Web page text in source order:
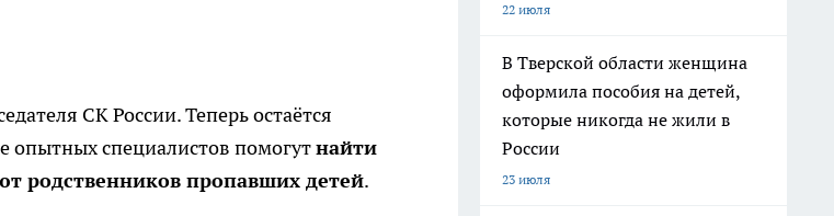
СК России. Теперь остаётся
опытных специалистов помогутнайти
родственников пропавших детей.
22 июля
В Тверской области женщина
оформила пособия на детей,
которые никогда не жили в
России
23 июля